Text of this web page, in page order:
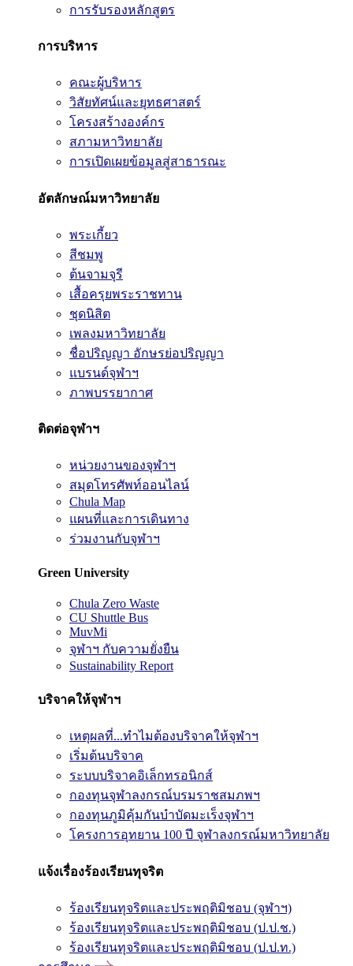
การรับรองหลักสูตร
การบริหาร
คณะผู้บริหาร
วิสัยทัศน์และยุทธศาสตร์
โครงสร้างองค์กร
สภามหาวิทยาลัย
การเปิดเผยข้อมูลสู่สาธารณะ
อัตลักษณ์มหาวิทยาลัย
พระเกี้ยว
สีชมพู
ต้นจามจุรี
เสื้อครุยพระราชทาน
ชุดนิสิต
เพลงมหาวิทยาลัย
ชื่อปริญญา อักษรย่อปริญญา
แบรนด์จุฬาฯ
ภาพบรรยากาศ
ติดต่อจุฬาฯ
หน่วยงานของจุฬาฯ
สมุดโทรศัพท์ออนไลน์
Chula Map
แผนที่และการเดินทาง
ร่วมงานกับจุฬาฯ
Green University
Chula Zero Waste
CU Shuttle Bus
MuvMi
จุฬาฯ กับความยั่งยืน
Sustainability Report
บริจาคให้จุฬาฯ
เหตุผลที่...ทำไมต้องบริจาคให้จุฬาฯ
เริ่มต้นบริจาค
ระบบบริจาคอิเล็กทรอนิกส์
กองทุนจุฬาลงกรณ์บรมราชสมภพฯ
กองทุนภูมิคุ้มกันบำบัดมะเร็งจุฬาฯ
โครงการอุทยาน 100 ปี จุฬาลงกรณ์มหาวิทยาลัย
แจ้งเรื่องร้องเรียนทุจริต
ร้องเรียนทุจริตและประพฤติมิชอบ (จุฬาฯ)
ร้องเรียนทุจริตและประพฤติมิชอบ (ป.ป.ช.)
ร้องเรียนทุจริตและประพฤติมิชอบ (ป.ป.ท.)